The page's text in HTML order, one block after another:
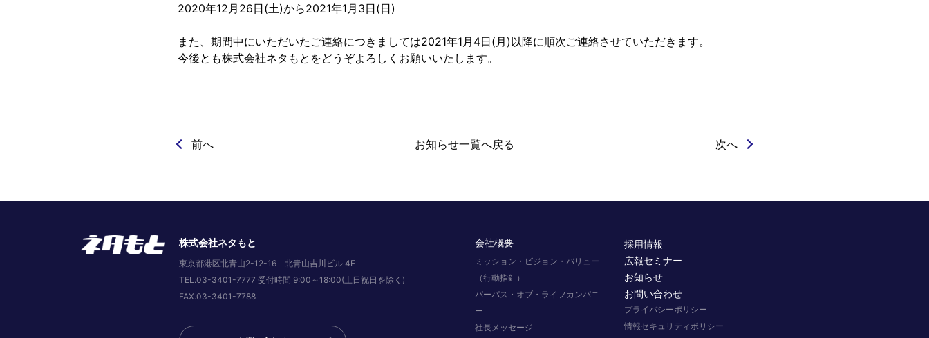
2020年12月26日(土)から2021年1月3日(日)
また、期間中にいただいたご連絡につきましては2021年1月4日(月)以降に順次ご連絡させていただきます。
今後とも株式会社ネタもとをどうぞよろしくお願いいたします。
前へ お知らせ一覧へ戻る 次へ
株式会社ネタもと
東京都港区北青山2-12-16 北青山吉川ビル 4F
TEL.03-3401-7777 受付時間 9:00～18:00(土日祝日を除く)
FAX.03-3401-7788
会社概要
ミッション・ビジョン・バリュー
（行動指針）
パーパス・オブ・ライフカンパニ
ー
社長メッセージ
採用情報
広報セミナー
お知らせ
お問い合わせ
プライバシーポリシー
情報セキュリティポリシー